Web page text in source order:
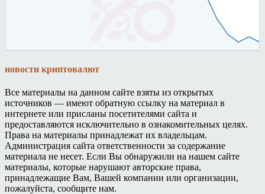
новости криптовалют
Все материалы на данном сайте взяты из открытых
источников — имеют обратную ссылку на материал в
интернете или присланы посетителями сайта и
предоставляются исключительно в ознакомительных целях.
Права на материалы принадлежат их владельцам.
Администрация сайта ответственности за содержание
материала не несет. Если Вы обнаружили на нашем сайте
материалы, которые нарушают авторские права,
принадлежащие Вам, Вашей компании или организации,
пожалуйста, сообщите нам.